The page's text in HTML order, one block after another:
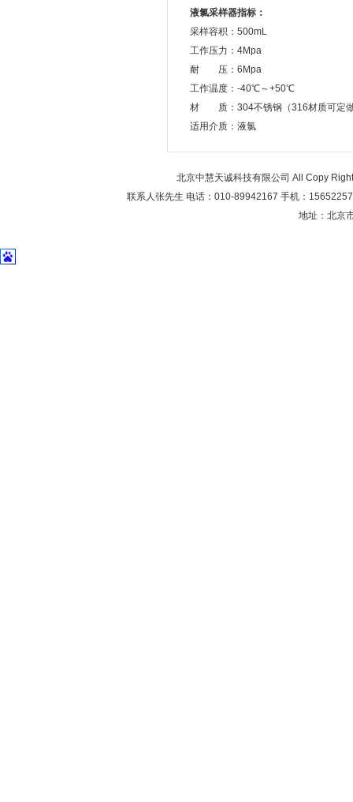
液氯采样器指标：
采样容积：500mL
工作压力：4Mpa
耐 压：6Mpa
工作温度：-40℃～+50℃
材 质：304不锈钢（316材质可定
适用介质：液氯
北京中慧天诚科技有限公司 All Copy
联系人张先生 电话：010-89942167 手机：
地址：北京